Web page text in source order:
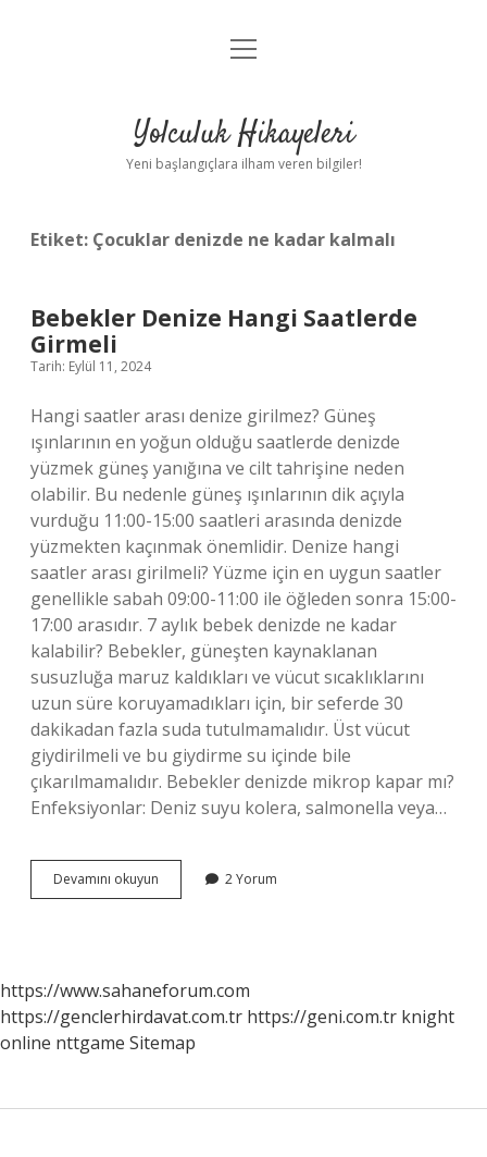
Anasayfa
Yasal Uyarı
menüyü
Yolculuk Hikayeleri
Yeni başlangıçlara ilham veren bilgiler!
Etiket: Çocuklar denizde ne kadar kalmalı
Bebekler Denize Hangi Saatlerde
Girmeli
Tarih: Eylül 11, 2024
Hangi saatler arası denize girilmez? Güneş
ışınlarının en yoğun olduğu saatlerde denizde
yüzmek güneş yanığına ve cilt tahrişine neden
olabilir. Bu nedenle güneş ışınlarının dik açıyla
vurduğu 11:00-15:00 saatleri arasında denizde
yüzmekten kaçınmak önemlidir. Denize hangi
saatler arası girilmeli? Yüzme için en uygun saatler
genellikle sabah 09:00-11:00 ile öğleden sonra 15:00-
17:00 arasıdır. 7 aylık bebek denizde ne kadar
kalabilir? Bebekler, güneşten kaynaklanan
susuzluğa maruz kaldıkları ve vücut sıcaklıklarını
uzun süre koruyamadıkları için, bir seferde 30
dakikadan fazla suda tutulmamalıdır. Üst vücut
giydirilmeli ve bu giydirme su içinde bile
çıkarılmamalıdır. Bebekler denizde mikrop kapar mı?
Enfeksiyonlar: Deniz suyu kolera, salmonella veya…
Devamını okuyun Bebekler
Denize
2 Yorum
https://www.sahaneforum.com
https://genclerhirdavat.com.tr https://geni.com.tr knight
online nttgame Sitemap